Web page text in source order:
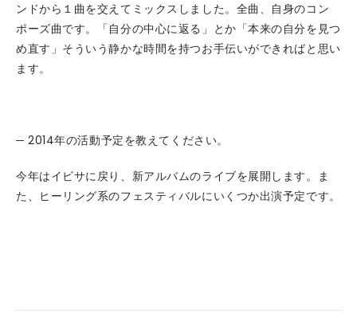
ンドから１曲を交えてミックスしました。全曲、自身のコン
ポーズ曲です。「自分の中心に返る」とか「本来の自分を見つ
め直す」そういう静かな時間を持つお手伝いができればと思い
ます。
─ 2014年の活動予定を教えてください。
今年はイビサに戻り、新アルバムのライブを展開します。ま
た、ヒーリング系のフェスティバルにいくつか出演予定です。